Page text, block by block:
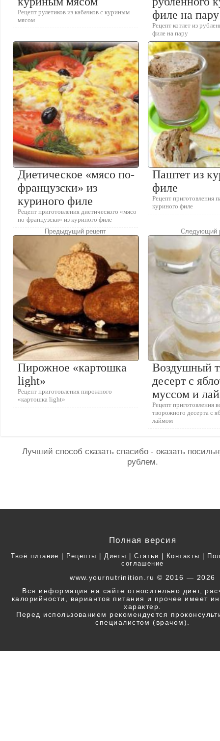
Рецепт рулетиков из кабачков с куриным
мясом
филе на пару
Рецепт котлет из
филе на пару
Диетическое «мясо по-
французски» из
куриного филе
Рецепт приготовления диетического «мясо
по-французски» из куриного филе
Паштет из
филе
Рецепт приготовления
куриного филе
Предыдущий рецепт
Пирожное «картошка
light»
Рецепт приготовления пирожного
«картошка light»
Следующий
Воздушный
десерт с
муссом и
Рецепт приготовления
творожного десерта с
лаймом
Лучший способ сказать спасибо - оказать
рублем.
Полная версия
Твоё питание | Рецепты | Диеты | Статьи | Контакты |
соглашение
www.yournutrinition.ru © 2016 — 2026
Вся информация на сайте относительно диет,
калорийности, вариантов питания и прочее имеет
характер.
Перед использованием рекомендуется
специалистом (врачом).